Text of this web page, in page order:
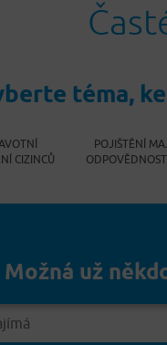
téma,
CIZINCŮ
POJIŠTĚNÍ
Možná už